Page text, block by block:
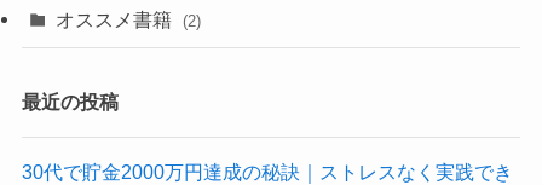
(3)
(2)
オススメ書籍 (2)
最近の投稿
30代で貯金2000万円達成の秘訣｜ストレスなく実践でき